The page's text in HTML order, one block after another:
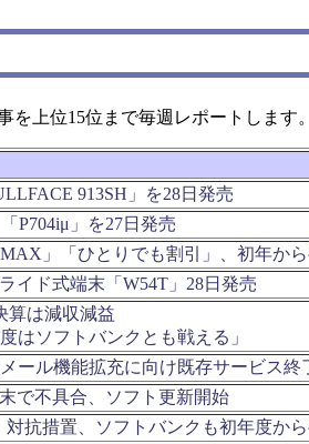
上位15位まで毎週レポートします。
913SH」を28日発売
P704iμ」を27日発売
」「ひとりでも割引」、初年か
イド式端末「W54T」28日発売
算は減収減益
はソフトバンクとも戦える」
ール機能拡充に向け既存サービス終
で不具合、ソフト更新開始
対抗措置、ソフトバンクも初年度か